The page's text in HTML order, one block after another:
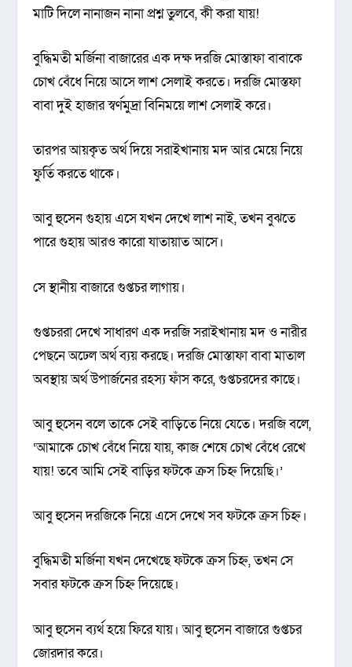
মাটি দিলে নানাজন নানা প্রশ্ন তুলবে, কী করা যায়!
বুদ্ধিমতী মর্জিনা বাজারের এক দক্ষ দরজি মোস্তাফা বাবাকে
চোখ বেঁধে নিয়ে আসে লাশ সেলাই করতে। দরজি মোস্তফা
বাবা দুই হাজার স্বর্ণমুদ্রা বিনিময়ে লাশ সেলাই করে।
তারপর আয়কৃত অর্থ দিয়ে সরাইখানায় মদ আর মেয়ে নিয়ে
ফুর্তি করতে থাকে।
আবু হুসেন গুহায় এসে যখন দেখে লাশ নাই, তখন বুঝতে
পারে গুহায় আরও কারো যাতায়াত আসে।
সে স্থানীয় বাজারে গুপ্তচর লাগায়।
গুপ্তচররা দেখে সাধারণ এক দরজি সরাইখানায় মদ ও নারীর
পেছনে অঢেল অর্থ ব্যয় করছে। দরজি মোস্তাফা বাবা মাতাল
অবস্থায় অর্থ উপার্জনের রহস্য ফাঁস করে, গুপ্তচরদের কাছে।
আবু হুসেন বলে তাকে সেই বাড়িতে নিয়ে যেতে। দরজি বলে,
‘আমাকে চোখ বেঁধে নিয়ে যায়, কাজ শেষে চোখ বেঁধে রেখে
যায়! তবে আমি সেই বাড়ির ফটকে ক্রস চিহ্ন দিয়েছি।’
আবু হুসেন দরজিকে নিয়ে এসে দেখে সব ফটকে ক্রস চিহ্ন।
বুদ্ধিমতী মর্জিনা যখন দেখেছে ফটকে ক্রস চিহ্ন, তখন সে
সবার ফটকে ক্রস চিহ্ন দিয়েছে।
আবু হুসেন ব্যর্থ হয়ে ফিরে যায়। আবু হুসেন বাজারে গুপ্তচর
জোরদার করে।